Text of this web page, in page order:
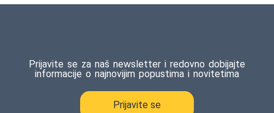
Prijavite se za naš newsletter i redovno dobijajte
informacije o najnovijim popustima i novitetima
Prijavite se